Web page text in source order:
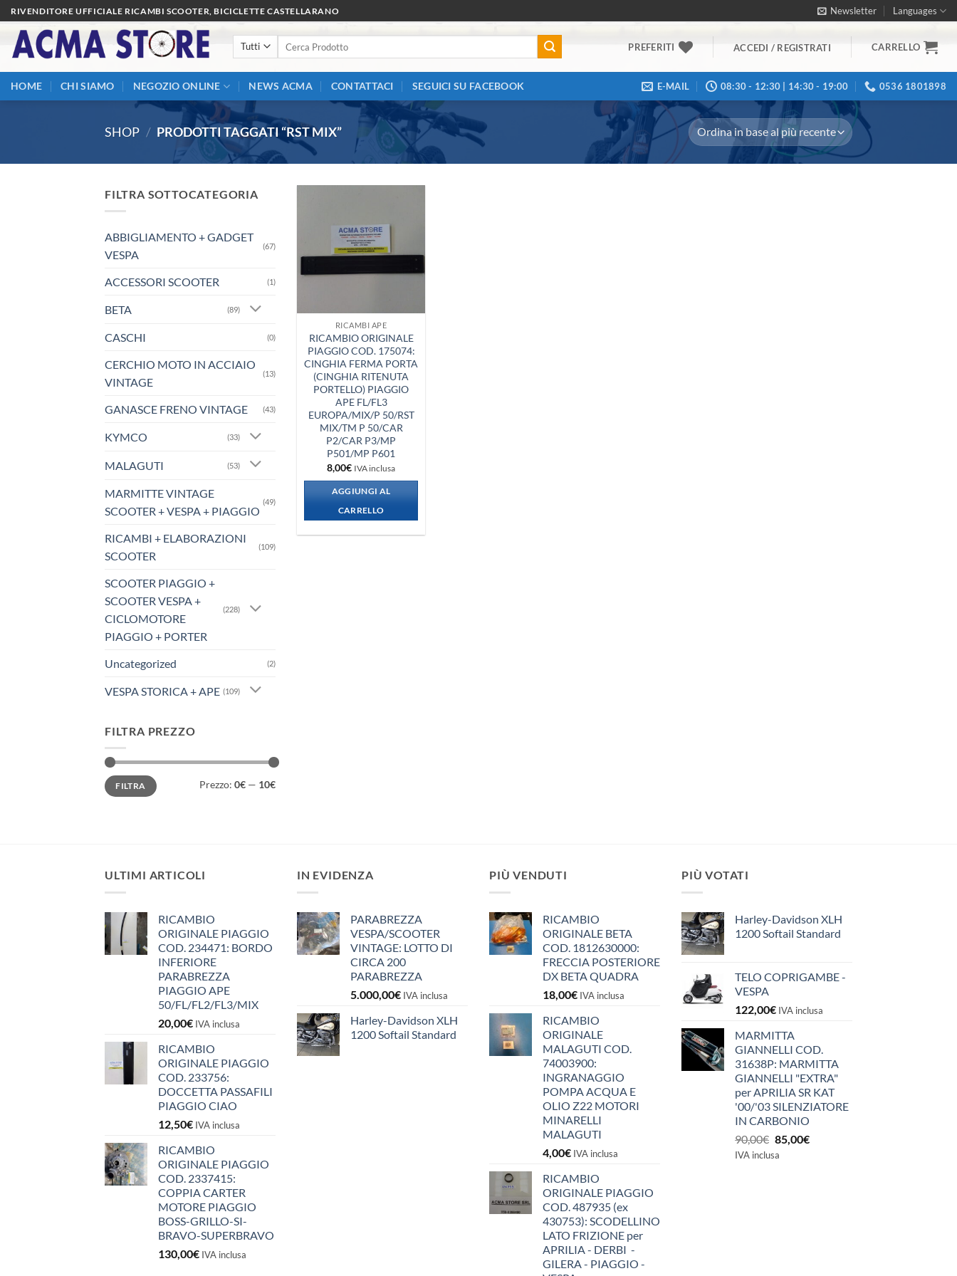
Salta
ai
contenuti
RIVENDITORE UFFICIALE RICAMBI SCOOTER, BICICLETTE CASTELLARANO Newsletter Languages
PREFERITI ACCEDI / REGISTRATI CARRELLO
HOME CHI SIAMO NEGOZIO ONLINE NEWS ACMA CONTATTACI SEGUICI SU FACEBOOK E-MAIL 08:30 - 12:30 | 14:30 - 19:00 0536 1801898
SHOP / PRODOTTI TAGGATI “RST MIX”
FILTRA SOTTOCATEGORIA
ABBIGLIAMENTO + GADGET
VESPA
(67)
ACCESSORI SCOOTER (1)
BETA (89)
CASCHI (0)
CERCHIO MOTO IN ACCIAIO
VINTAGE
(13)
GANASCE FRENO VINTAGE (43)
KYMCO (33)
MALAGUTI (53)
MARMITTE VINTAGE
SCOOTER + VESPA + PIAGGIO
(49)
RICAMBI + ELABORAZIONI
SCOOTER
(109)
SCOOTER PIAGGIO +
SCOOTER VESPA +
CICLOMOTORE
PIAGGIO + PORTER
(228)
Uncategorized (2)
VESPA STORICA + APE (109)
FILTRA PREZZO
Prezzo
Min
Prezzo
MaxFILTRA Prezzo: 0€ — 10€
Aggiungi
desideri
RICAMBI APE
RICAMBIO ORIGINALE
PIAGGIO COD. 175074:
CINGHIA FERMA PORTA
(CINGHIA RITENUTA
PORTELLO) PIAGGIO
APE FL/FL3
EUROPA/MIX/P 50/RST
MIX/TM P 50/CAR
P2/CAR P3/MP
P501/MP P601
8,00€ IVA inclusa
AGGIUNGI AL
CARRELLO
ULTIMI ARTICOLI
RICAMBIO
ORIGINALE PIAGGIO
COD. 234471: BORDO
INFERIORE
PARABREZZA
PIAGGIO APE
50/FL/FL2/FL3/MIX
20,00€ IVA inclusa
RICAMBIO
ORIGINALE PIAGGIO
COD. 233756:
DOCCETTA PASSAFILI
PIAGGIO CIAO
12,50€ IVA inclusa
RICAMBIO
ORIGINALE PIAGGIO
COD. 2337415:
COPPIA CARTER
MOTORE PIAGGIO
BOSS-GRILLO-SI-
BRAVO-SUPERBRAVO
130,00€ IVA inclusa
IN EVIDENZA
PARABREZZA
VESPA/SCOOTER
VINTAGE: LOTTO DI
CIRCA 200
PARABREZZA
5.000,00€ IVA inclusa
Harley-Davidson XLH
1200 Softail Standard
PIÙ VENDUTI
RICAMBIO
ORIGINALE BETA
COD. 1812630000:
FRECCIA POSTERIORE
DX BETA QUADRA
18,00€ IVA inclusa
RICAMBIO
ORIGINALE
MALAGUTI COD.
74003900:
INGRANAGGIO
POMPA ACQUA E
OLIO Z22 MOTORI
MINARELLI
MALAGUTI
4,00€ IVA inclusa
RICAMBIO
ORIGINALE PIAGGIO
COD. 487935 (ex
430753): SCODELLINO
LATO FRIZIONE per
APRILIA - DERBI -
GILERA - PIAGGIO -
PIÙ VOTATI
Harley-Davidson XLH
1200 Softail Standard
TELO COPRIGAMBE -
VESPA
122,00€ IVA inclusa
MARMITTA
GIANNELLI COD.
31638P: MARMITTA
GIANNELLI "EXTRA"
per APRILIA SR KAT
'00/'03 SILENZIATORE
IN CARBONIO
90,00€ Il
prezzo
85,00€Il
IVA inclusa